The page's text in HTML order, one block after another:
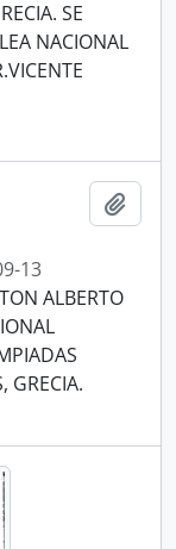
SE
NACIONAL
13
ALBERTO
GRECIA.